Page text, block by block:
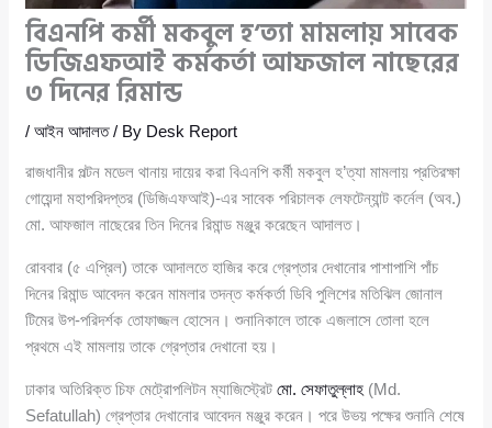
বিএনপি কর্মী মকবুল হ’ত্যা মামলায় সাবেক
ডিজিএফআই কর্মকর্তা আফজাল নাছেরের
৩ দিনের রিমান্ড
/আইন আদালত/ By Desk Report
রাজধানীর পল্টন মডেল থানায় দায়ের করা বিএনপি কর্মী মকবুল হ’ত্যা মামলায় প্রতিরক্ষা
গোয়েন্দা মহাপরিদপ্তর (ডিজিএফআই)-এর সাবেক পরিচালক লেফটেন্যান্ট কর্নেল (অব.)
মো. আফজাল নাছেরের তিন দিনের রিমান্ড মঞ্জুর করেছেন আদালত।
রোববার (৫ এপ্রিল) তাকে আদালতে হাজির করে গ্রেপ্তার দেখানোর পাশাপাশি পাঁচ
দিনের রিমান্ড আবেদন করেন মামলার তদন্ত কর্মকর্তা ডিবি পুলিশের মতিঝিল জোনাল
টিমের উপ-পরিদর্শক তোফাজ্জল হোসেন। শুনানিকালে তাকে এজলাসে তোলা হলে
প্রথমে এই মামলায় তাকে গ্রেপ্তার দেখানো হয়।
ঢাকার অতিরিক্ত চিফ মেট্রোপলিটন ম্যাজিস্ট্রেটমো. সেফাতুল্লাহ (Md.
Sefatullah) গ্রেপ্তার দেখানোর আবেদন মঞ্জুর করেন। পরে উভয় পক্ষের শুনানি শেষে